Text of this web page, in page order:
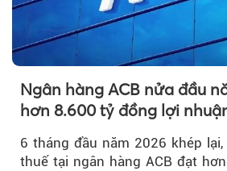
Ngân hàng ACB nửa đầu
hơn 8.600 tỷ đồng lợi
nợ xấu thấp nhất ngành
6 tháng đầu năm 2026 khép
thuế tại ngân hàng ACB đạt